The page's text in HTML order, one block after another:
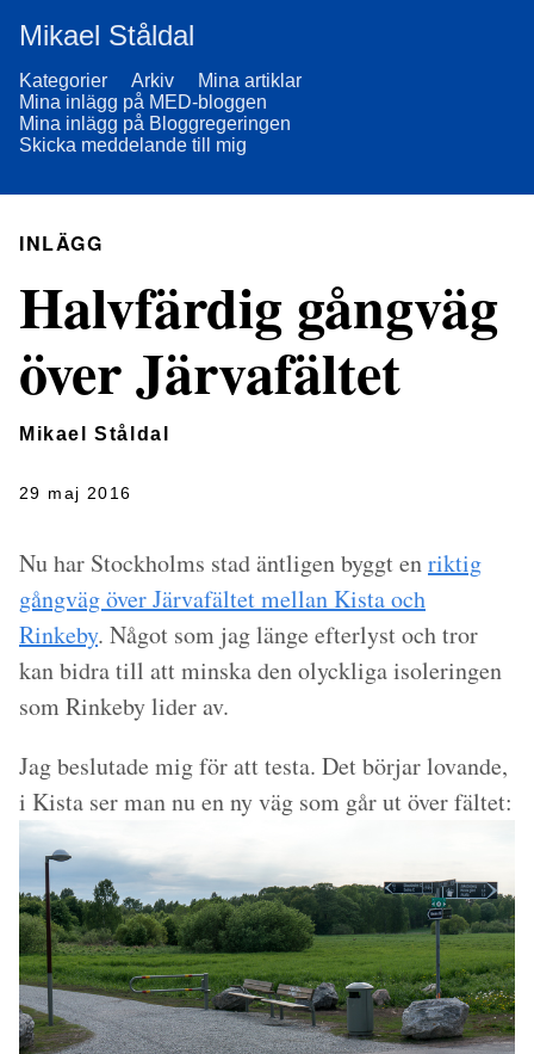
Mikael Ståldal
Kategorier Arkiv
Mina artiklar
Mina inlägg på MED-bloggen
Mina inlägg på Bloggregeringen
Skicka meddelande till mig
INLÄGG
Halvfärdig gångväg
över Järvafältet
Mikael Ståldal
29 maj 2016
Nu har Stockholms stad äntligen byggt enriktig
gångväg över Järvafältet mellan Kista och
Rinkeby. Något som jag länge efterlyst och tror
kan bidra till att minska den olyckliga isoleringen
som Rinkeby lider av.
Jag beslutade mig för att testa. Det börjar lovande,
i Kista ser man nu en ny väg som går ut över fältet: